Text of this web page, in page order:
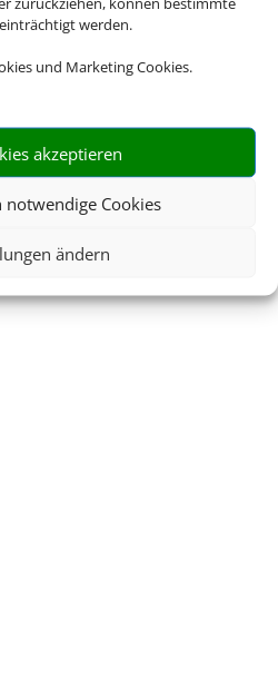
werden.
und Marketing Cookies.
akzeptieren
notwendige Cookies
ändern